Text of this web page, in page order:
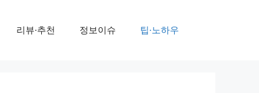
리뷰·추천 정보이슈 팁·노하우